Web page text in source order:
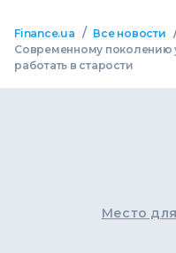
Finance.ua / Все новости
Современному поколению
работать в старости
Место